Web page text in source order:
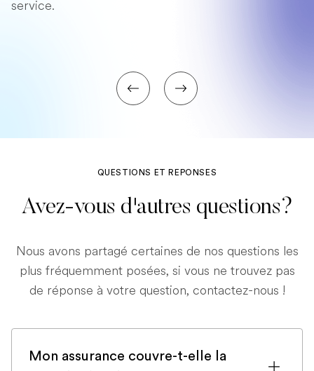
service.
QUESTIONS ET REPONSES
Avez-vous d'autres questions?
Nous avons partagé certaines de nos questions les
plus fréquemment posées, si vous ne trouvez pas
de réponse à votre question, contactez-nous !
Mon assurance couvre-t-elle la